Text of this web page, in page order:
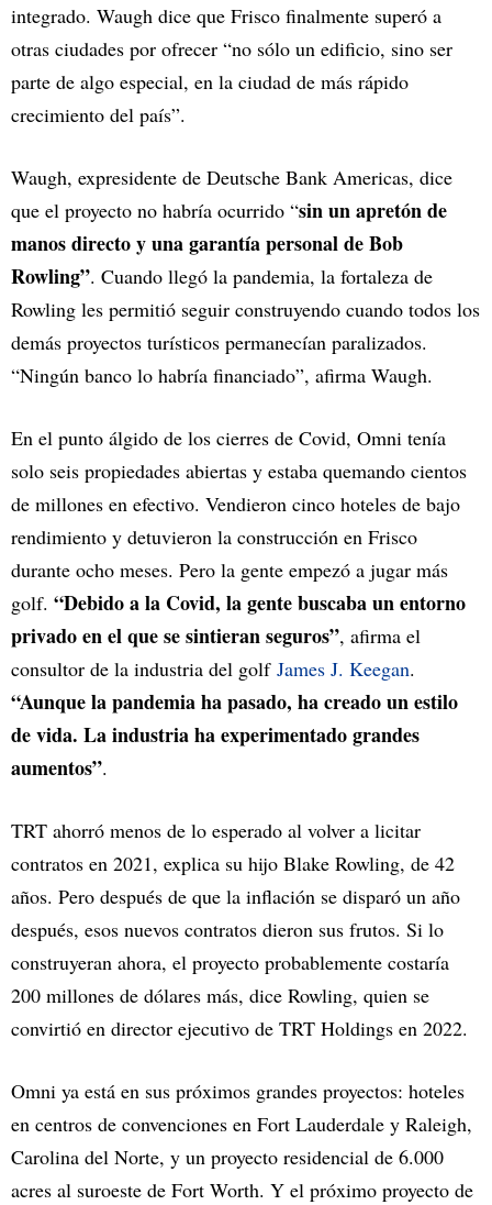
integrado. Waugh dice que Frisco finalmente superó a
otras ciudades por ofrecer “no sólo un edificio, sino ser
parte de algo especial, en la ciudad de más rápido
crecimiento del país”.
Waugh, expresidente de Deutsche Bank Americas, dice
que el proyecto no habría ocurrido “sin un apretón de
manos directo y una garantía personal de Bob
Rowling”. Cuando llegó la pandemia, la fortaleza de
Rowling les permitió seguir construyendo cuando todos los
demás proyectos turísticos permanecían paralizados.
“Ningún banco lo habría financiado”, afirma Waugh.
En el punto álgido de los cierres de Covid, Omni tenía
solo seis propiedades abiertas y estaba quemando cientos
de millones en efectivo. Vendieron cinco hoteles de bajo
rendimiento y detuvieron la construcción en Frisco
durante ocho meses. Pero la gente empezó a jugar más
golf. “Debido a la Covid, la gente buscaba un entorno
privado en el que se sintieran seguros”, afirma el
consultor de la industria del golf James J. Keegan.
“Aunque la pandemia ha pasado, ha creado un estilo
de vida. La industria ha experimentado grandes
aumentos”.
TRT ahorró menos de lo esperado al volver a licitar
contratos en 2021, explica su hijo Blake Rowling, de 42
años. Pero después de que la inflación se disparó un año
después, esos nuevos contratos dieron sus frutos. Si lo
construyeran ahora, el proyecto probablemente costaría
200 millones de dólares más, dice Rowling, quien se
convirtió en director ejecutivo de TRT Holdings en 2022.
Omni ya está en sus próximos grandes proyectos: hoteles
en centros de convenciones en Fort Lauderdale y Raleigh,
Carolina del Norte, y un proyecto residencial de 6.000
acres al suroeste de Fort Worth. Y el próximo proyecto de